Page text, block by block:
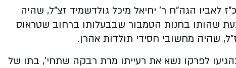
לאביו הגה"ח ר' יחיאל מיכל גולדשמיד זצ"ל, שהיה
בעת שהותו בחנות הטמבור שבבעלותו ברחוב שטראוס
שהיה מחשובי חסידי תולדות אהרן.
לפרקו נשא את רעייתו מרת רבקה שתחי', בתו של